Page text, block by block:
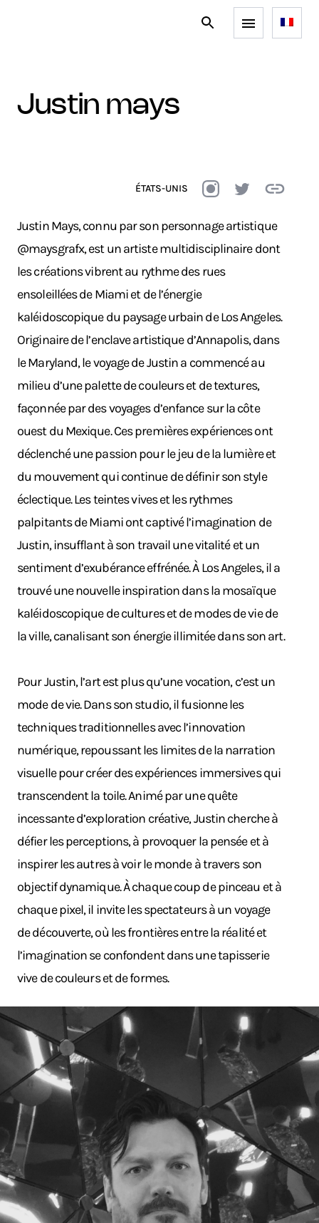
justin mays
ÉTATS-UNIS
Justin Mays, connu par son personnage artistique
@maysgrafx, est un artiste multidisciplinaire dont
les créations vibrent au rythme des rues
ensoleillées de Miami et de l’énergie
kaléidoscopique du paysage urbain de Los Angeles.
Originaire de l’enclave artistique d’Annapolis, dans
le Maryland, le voyage de Justin a commencé au
milieu d’une palette de couleurs et de textures,
façonnée par des voyages d’enfance sur la côte
ouest du Mexique. Ces premières expériences ont
déclenché une passion pour le jeu de la lumière et
du mouvement qui continue de définir son style
éclectique. Les teintes vives et les rythmes
palpitants de Miami ont captivé l’imagination de
Justin, insufflant à son travail une vitalité et un
sentiment d’exubérance effrénée. À Los Angeles, il a
trouvé une nouvelle inspiration dans la mosaïque
kaléidoscopique de cultures et de modes de vie de
la ville, canalisant son énergie illimitée dans son art.
Pour Justin, l’art est plus qu’une vocation, c’est un
mode de vie. Dans son studio, il fusionne les
techniques traditionnelles avec l’innovation
numérique, repoussant les limites de la narration
visuelle pour créer des expériences immersives qui
transcendent la toile. Animé par une quête
incessante d’exploration créative, Justin cherche à
défier les perceptions, à provoquer la pensée et à
inspirer les autres à voir le monde à travers son
objectif dynamique. À chaque coup de pinceau et à
chaque pixel, il invite les spectateurs à un voyage
de découverte, où les frontières entre la réalité et
l’imagination se confondent dans une tapisserie
vive de couleurs et de formes.